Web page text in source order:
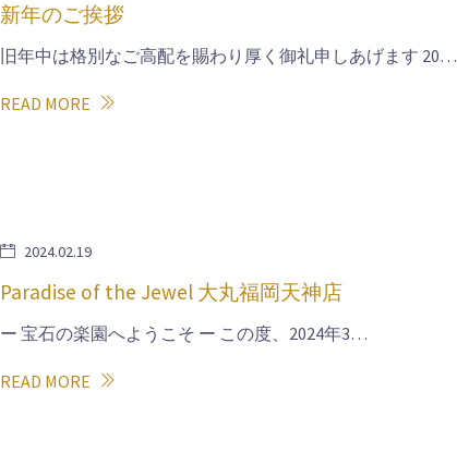
新年のご挨拶
旧年中は格別なご高配を賜わり厚く御礼申しあげます 20…
READ MORE
2024.02.19
Paradise of the Jewel 大丸福岡天神店
ー 宝石の楽園へようこそ ー この度、2024年3…
READ MORE